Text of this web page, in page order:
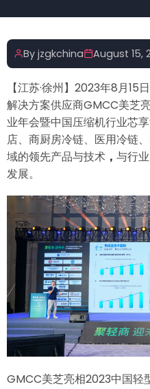
By jzgkchina August 15,
【江苏·徐州】2023年8月
解决方案供应商GMCC美芝
业年会暨中国压缩机行业芯
店、商厨房冷链、医用冷链
域的领先产品与技术 ， 与行
发展。
GMCC美芝亮相2023中国轻